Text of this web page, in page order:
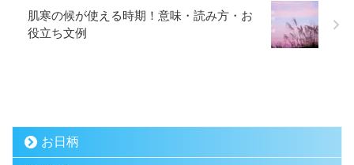
肌寒の候が使える時期！意味・読み方・お
役立ち文例
お日柄